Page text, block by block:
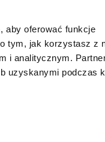
aby oferować funkcje
tym, jak korzystasz z
i analitycznym.
uzyskanymi podczas
FOR A NEWSLETTER